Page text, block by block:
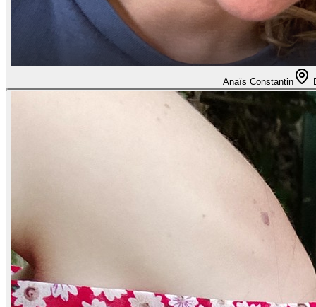
Anaïs Constantin